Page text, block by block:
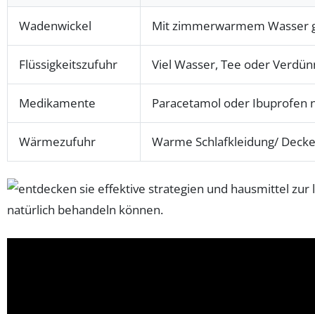
Wadenwickel Mit zimmerwarmem Wasser
Flüssigkeitszufuhr Viel Wasser, Tee oder
Medikamente Paracetamol oder Ibuprofen
Wärmezufuhr Warme Schlafkleidung/